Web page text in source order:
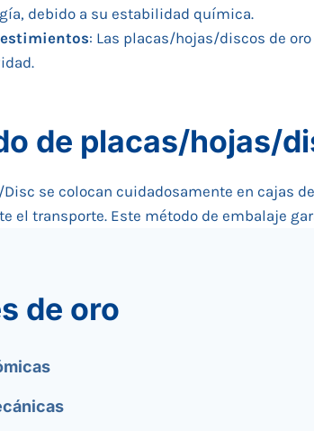
debido a su estabilidad química.
: Las placas/hojas/discos de
de placas/hojas/
se colocan cuidadosamente en cajas
el transporte. Este método de embalaje
de oro